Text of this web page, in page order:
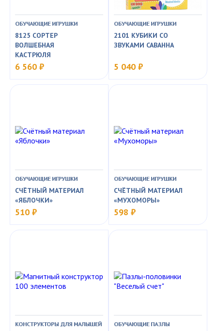
ОБУЧАЮЩИЕ ИГРУШКИ
8125 СОРТЕР
ВОЛШЕБНАЯ
КАСТРЮЛЯ
6 560 ₽
ОБУЧАЮЩИЕ ИГРУШКИ
2101 КУБИКИ СО
ЗВУКАМИ САВАННА
5 040 ₽
ОБУЧАЮЩИЕ ИГРУШКИ
СЧЁТНЫЙ МАТЕРИАЛ
«ЯБЛОЧКИ»
510 ₽
ОБУЧАЮЩИЕ ИГРУШКИ
СЧЁТНЫЙ МАТЕРИАЛ
«МУХОМОРЫ»
598 ₽
КОНСТРУКТОРЫ ДЛЯ МАЛЫШЕЙ ОБУЧАЮЩИЕ ПАЗЛЫ